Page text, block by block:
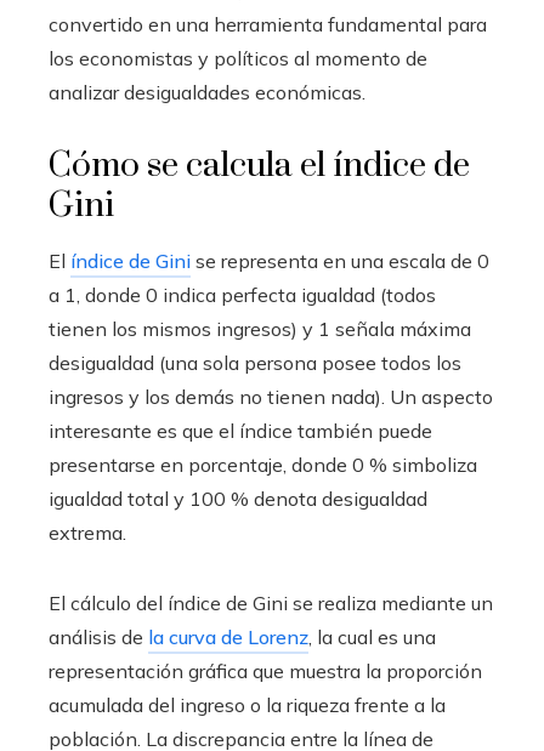
convertido en una herramienta fundamental para
los economistas y políticos al momento de
analizar desigualdades económicas.
Cómo se calcula el índice de
Gini
El índice de Gini se representa en una escala de 0
a 1, donde 0 indica perfecta igualdad (todos
tienen los mismos ingresos) y 1 señala máxima
desigualdad (una sola persona posee todos los
ingresos y los demás no tienen nada). Un aspecto
interesante es que el índice también puede
presentarse en porcentaje, donde 0 % simboliza
igualdad total y 100 % denota desigualdad
extrema.
El cálculo del índice de Gini se realiza mediante un
análisis de la curva de Lorenz, la cual es una
representación gráfica que muestra la proporción
acumulada del ingreso o la riqueza frente a la
población. La discrepancia entre la línea de